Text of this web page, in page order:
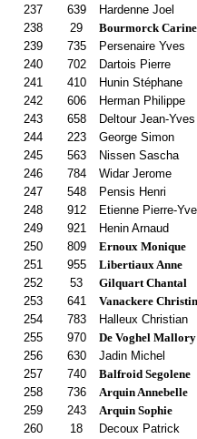
237
639
Hardenne Joel
238
29
Bourmorck Carine
239
735
Persenaire Yves
240
702
Dartois Pierre
241
410
Hunin Stéphane
242
606
Herman Philippe
243
658
Deltour Jean-Yves
244
223
George Simon
245
563
Nissen Sascha
246
784
Widar Jerome
247
548
Pensis Henri
248
912
Etienne Pierre-
249
921
Henin Arnaud
250
809
Ernoux Monique
251
955
Libertiaux Anne
252
53
Gilquart Chantal
253
641
Vanackere
254
783
Halleux Christian
255
970
De Voghel Mallory
256
630
Jadin Michel
257
740
Balfroid Segolene
258
736
Arquin Annebelle
259
243
Arquin Sophie
260
18
Decoux Patrick